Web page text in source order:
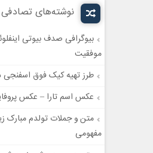
نوشته‌های تصادفی
بیوگرافی صدف بیوتی
موفقیت
طرز تهیه کیک فوق اسفنجی
عکس اسم تارا – عکس
متن و جملات تولدم مبارک
مفهومی